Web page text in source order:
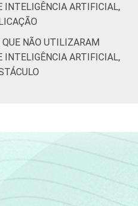
Centro Regional de
da
(Cetic.br),
das tecnologias de
INTELIGÊNCIA ARTIFICIAL,
NÃO UTILIZARAM
INTELIGÊNCIA ARTIFICIAL,